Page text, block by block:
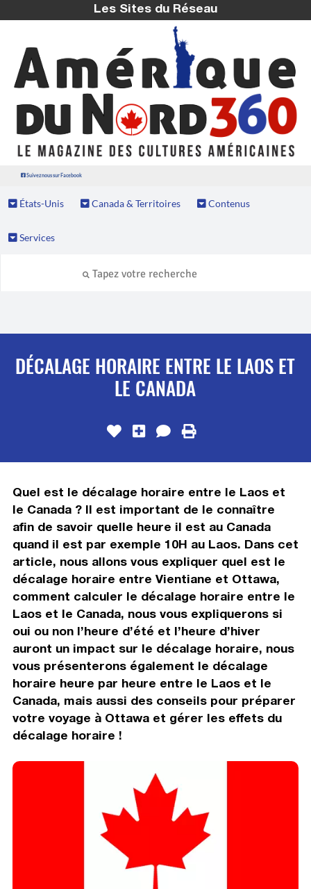
Les Sites du Réseau
Suivez nous sur Facebook
États-Unis Canada & Territoires Contenus
Services
DÉCALAGE HORAIRE ENTRE LE LAOS ET
LE CANADA
Quel est le décalage horaire entre le Laos et
le Canada ? Il est important de le connaître
afin de savoir quelle heure il est au Canada
quand il est par exemple 10H au Laos. Dans cet
article, nous allons vous expliquer quel est le
décalage horaire entre Vientiane et Ottawa,
comment calculer le décalage horaire entre le
Laos et le Canada, nous vous expliquerons si
oui ou non l’heure d’été et l’heure d’hiver
auront un impact sur le décalage horaire, nous
vous présenterons également le décalage
horaire heure par heure entre le Laos et le
Canada, mais aussi des conseils pour préparer
votre voyage à Ottawa et gérer les effets du
décalage horaire !